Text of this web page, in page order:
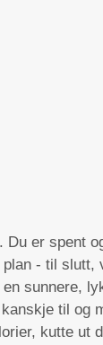
er spent
- til slutt,
sunnere,
til og
kutte ut